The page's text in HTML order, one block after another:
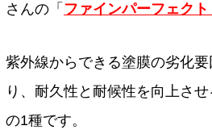
さんの「 ファインパーフェク
紫外線からできる塗膜の劣化
り、耐久性と耐候性を向上さ
の1種です。